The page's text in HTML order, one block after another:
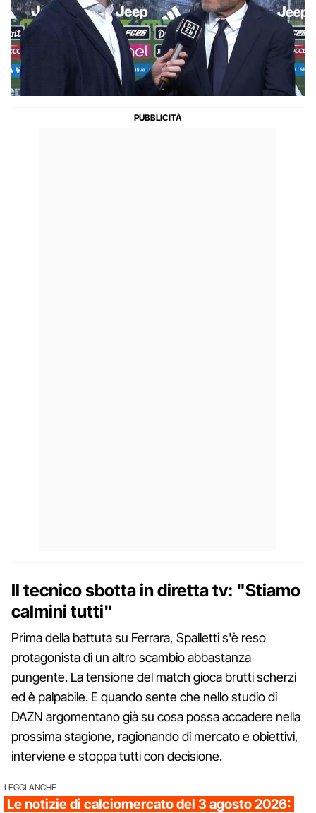
Il tecnico sbotta in diretta tv: "Stiamo
calmini tutti"
Prima della battuta su Ferrara, Spalletti s'è reso
protagonista di un altro scambio abbastanza
pungente. La tensione del match gioca brutti scherzi
ed è palpabile. E quando sente che nello studio di
DAZN argomentano già su cosa possa accadere nella
prossima stagione, ragionando di mercato e obiettivi,
interviene e stoppa tutti con decisione.
LEGGI ANCHE
Le notizie di calciomercato del 3 agosto 2026: